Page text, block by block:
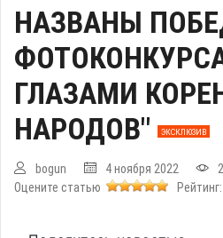
НАЗВАНЫ
ГЛАЗАМИ
НАРОДОВ"
ЭКСКЛЮЗИВ
bogun 4 ноября 2022
Оцените статью
Рейтинг: